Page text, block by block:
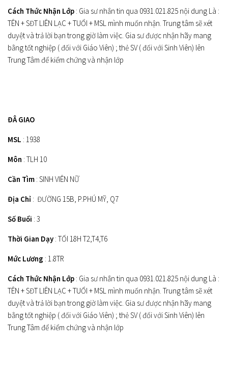
Cách Thức Nhận Lớp : Gia sư nhắn tin qua 0931.021.825 nội dung Là :
TÊN + SĐT LIÊN LẠC + TUỔI + MSL mình muốn nhận. Trung tâm sẽ xét
duyệt và trả lời bạn trong giờ làm việc. Gia sư được nhận hãy mang
bằng tốt nghiệp ( đối với Giáo Viên) ; thẻ SV ( đối với Sinh Viên) lên
Trung Tâm để kiểm chứng và nhận lớp
ĐÂ GIAO
MSL : 1938
Môn : TLH 10
Cần Tìm : SINH VIÊN NỮ
Địa Chỉ : ĐƯỜNG 15B, P.PHÚ MỸ, Q7
Số Buổi : 3
Thời Gian Dạy : TỐI 18H T2,T4,T6
Mức Lương : 1.8TR
Cách Thức Nhận Lớp : Gia sư nhắn tin qua 0931.021.825 nội dung Là :
TÊN + SĐT LIÊN LẠC + TUỔI + MSL mình muốn nhận. Trung tâm sẽ xét
duyệt và trả lời bạn trong giờ làm việc. Gia sư được nhận hãy mang
bằng tốt nghiệp ( đối với Giáo Viên) ; thẻ SV ( đối với Sinh Viên) lên
Trung Tâm để kiểm chứng và nhận lớp